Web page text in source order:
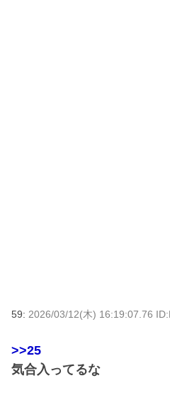
59: 2026/03/12(木) 16:19:07.76
>>25
気合入ってるな